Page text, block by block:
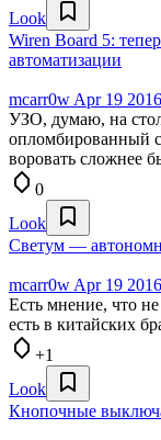
Look
Wiren Board 5:
автоматизации
mcarr0w Apr 19
УЗО, думаю, на
опломбированный
воровать сложнее
0
Look
Светум —
mcarr0w Apr 19
Есть мнение, что
есть в китайских
+1
Look
Кнопочные